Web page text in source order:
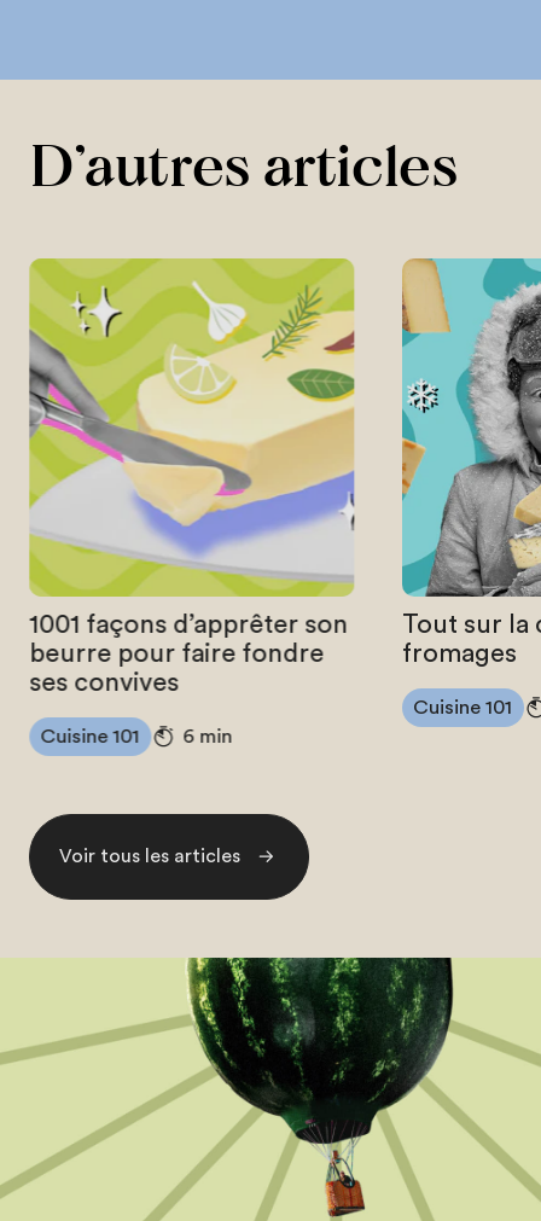
D’autres articles
1001 façons d’apprêter son
beurre pour faire fondre
ses convives
Cuisine 101 6 min
Tout sur
fromages
Cuisine 101
Voir tous les articles